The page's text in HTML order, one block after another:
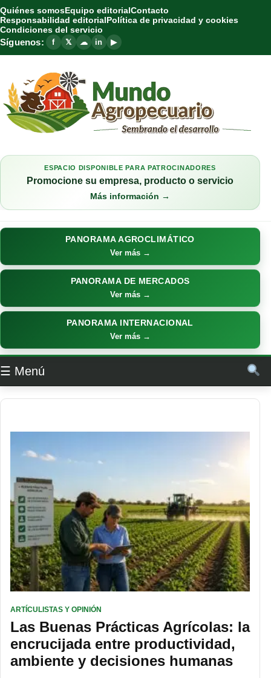
Quiénes somosEquipo editorialContacto
Responsabilidad editorialPolítica de privacidad y cookies
Condiciones del servicio
Síguenos: f 𝕏 ☁ in ▶
ESPACIO DISPONIBLE PARA PATROCINADORES
Promocione su empresa, producto o servicio
Más información →
PANORAMA AGROCLIMÁTICO
Ver más →
PANORAMA DE MERCADOS
Ver más →
PANORAMA INTERNACIONAL
Ver más →
☰ Menú
ARTÍCULISTAS Y OPINIÓN
Las Buenas Prácticas Agrícolas: la
encrucijada entre productividad,
ambiente y decisiones humanas